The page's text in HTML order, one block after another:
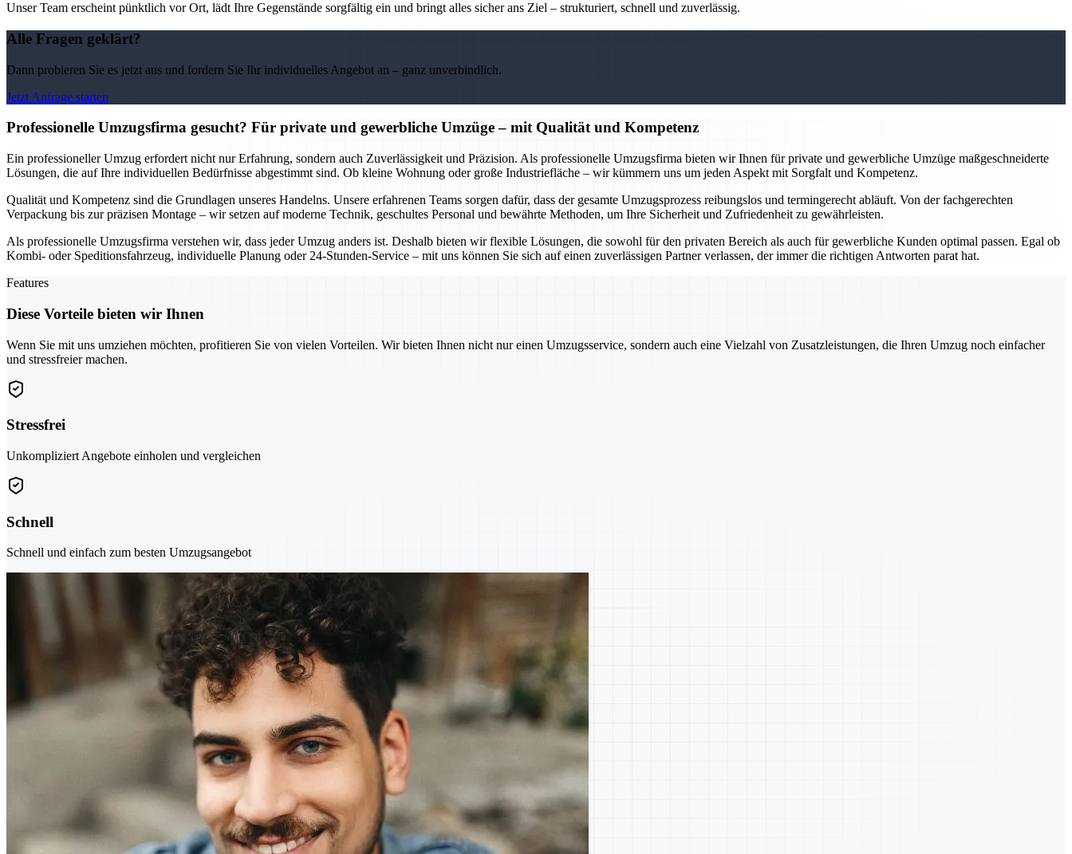
Unser Team erscheint pünktlich vor Ort, lädt Ihre Gegenstände sorgfältig ein und bringt alles sicher ans Ziel – strukturiert, schnell und zuverlässig.
Alle Fragen geklärt?
Dann probieren Sie es jetzt aus und fordern Sie Ihr individuelles Angebot an – ganz unverbindlich.
Jetzt Anfrage starten
Professionelle Umzugsfirma gesucht? Für private und gewerbliche Umzüge – mit Qualität und Kompetenz
Ein professioneller Umzug erfordert nicht nur Erfahrung, sondern auch Zuverlässigkeit und Präzision. Als professionelle Umzugsfirma bieten wir Ihnen für private und gewerbliche Umzüge maßgeschneiderte
Lösungen, die auf Ihre individuellen Bedürfnisse abgestimmt sind. Ob kleine Wohnung oder große Industriefläche – wir kümmern uns um jeden Aspekt mit Sorgfalt und Kompetenz.
Qualität und Kompetenz sind die Grundlagen unseres Handelns. Unsere erfahrenen Teams sorgen dafür, dass der gesamte Umzugsprozess reibungslos und termingerecht abläuft. Von der fachgerechten
Verpackung bis zur präzisen Montage – wir setzen auf moderne Technik, geschultes Personal und bewährte Methoden, um Ihre Sicherheit und Zufriedenheit zu gewährleisten.
Als professionelle Umzugsfirma verstehen wir, dass jeder Umzug anders ist. Deshalb bieten wir flexible Lösungen, die sowohl für den privaten Bereich als auch für gewerbliche Kunden optimal passen. Egal ob
Kombi- oder Speditionsfahrzeug, individuelle Planung oder 24-Stunden-Service – mit uns können Sie sich auf einen zuverlässigen Partner verlassen, der immer die richtigen Antworten parat hat.
Features
Diese Vorteile bieten wir Ihnen
Wenn Sie mit uns umziehen möchten, profitieren Sie von vielen Vorteilen. Wir bieten Ihnen nicht nur einen Umzugsservice, sondern auch eine Vielzahl von Zusatzleistungen, die Ihren Umzug noch einfacher
und stressfreier machen.
Stressfrei
Unkompliziert Angebote einholen und vergleichen
Schnell
Schnell und einfach zum besten Umzugsangebot